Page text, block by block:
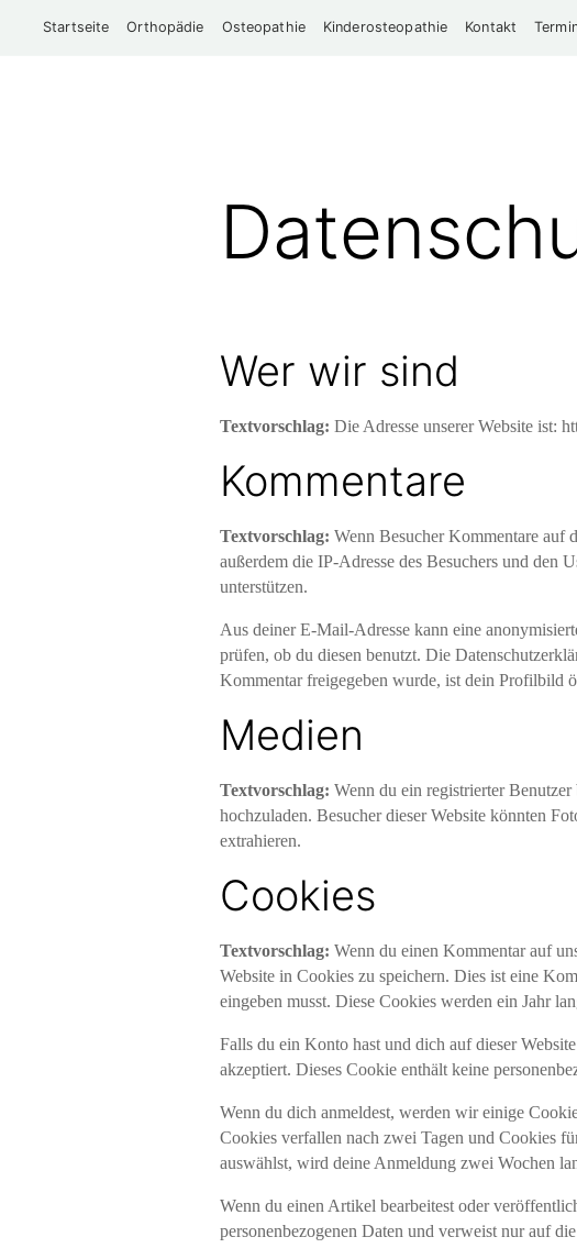
Startseite Orthopädie Osteopathie Kinderosteopathie Kontakt
Wer wir sind
Textvorschlag: Die Adresse unserer Website ist:
Kommentare
Textvorschlag: Wenn Besucher Kommentare auf
außerdem die IP-Adresse des Besuchers und
unterstützen.
Aus deiner E-Mail-Adresse kann eine
prüfen, ob du diesen benutzt. Die
Kommentar freigegeben wurde, ist dein Profilbild
Medien
Textvorschlag: Wenn du ein registrierter
hochzuladen. Besucher dieser Website könnten
extrahieren.
Cookies
Textvorschlag: Wenn du einen Kommentar auf
Website in Cookies zu speichern. Dies ist eine
eingeben musst. Diese Cookies werden ein Jahr
Falls du ein Konto hast und dich auf dieser
akzeptiert. Dieses Cookie enthält keine
Wenn du dich anmeldest, werden wir einige
Cookies verfallen nach zwei Tagen und Cookies
auswählst, wird deine Anmeldung zwei Wochen
Wenn du einen Artikel bearbeitest oder
personenbezogenen Daten und verweist nur auf